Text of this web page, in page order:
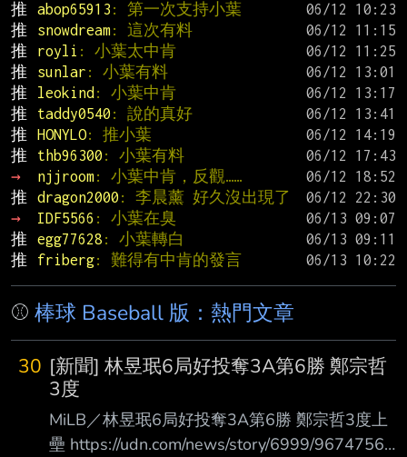
推
abop65913 : 第一次支持小葉
推
snowdream: 這次有料
推
royli : 小葉太中肯
推
sunlar : 小葉有料
推
leokind : 小葉中肯
推
taddy0540 : 說的真好
推
HONYLO: 推小葉
推
thb96300 : 小葉有料
→
njjroom: 小葉中肯，反觀……
推
dragon2000 : 李晨薰 好久沒出現了
→
IDF5566 : 小葉在臭
推
egg77628 : 小葉轉白
推
friberg: 難得有中肯的發言
⚾ 棒球 Baseball 版：熱門文章
30 [新聞] 林昱珉6局好投奪3A第6勝 鄭宗哲
3度
MiLB／林昱珉6局好投奪3A第6勝 鄭宗哲3度上
壘 https://udn.com/news/story/6999/9674756?